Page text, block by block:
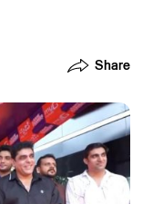
Share